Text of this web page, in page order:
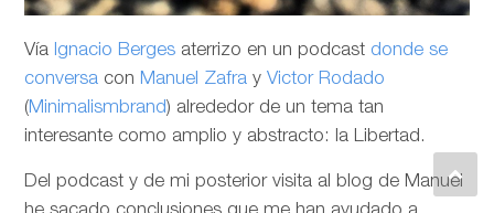
Vía Ignacio Berges aterrizo en un podcast donde se
conversa con Manuel Zafra y Victor Rodado
(Minimalismbrand) alrededor de un tema tan
interesante como amplio y abstracto: la Libertad.
Del podcast y de mi posterior visita al blog de Manuel